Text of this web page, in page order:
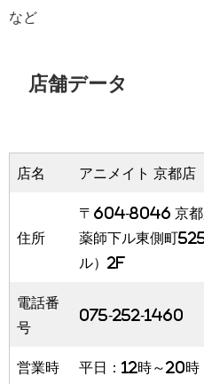
など
店舗データ
店名 アニメイト 京都店
住所
〒604-8046 京都
薬師下ル東側町
ル）2F
電話番
号
075-252-1460
営業時
平日：12時～20時